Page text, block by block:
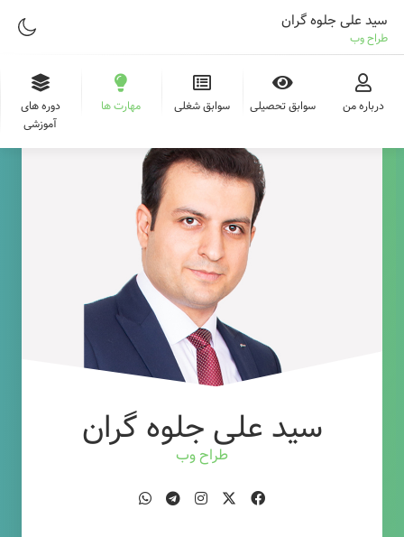
سید علی جلوه گران
طراح وب
درباره من سوابق تحصیلی سوابق شغلی مهارت ها
دوره های
آموزشی
سید علی جلوه گران
طراح وب